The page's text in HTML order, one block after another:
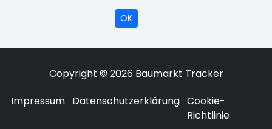
OK
Copyright © 2026 Baumarkt Tracker
Impressum Datenschutzerklärung Cookie-
Richtlinie